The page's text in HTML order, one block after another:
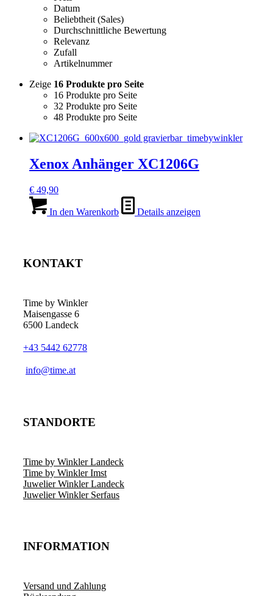
Datum
Beliebtheit (Sales)
Durchschnittliche Bewertung
Relevanz
Zufall
Artikelnummer
Zeige 16 Produkte pro Seite
16 Produkte pro Seite
32 Produkte pro Seite
48 Produkte pro Seite
Xenox Anhänger XC1206G
€ 49,90
In den Warenkorb Details anzeigen
KONTAKT
Time by Winkler
Maisengasse 6
6500 Landeck
+43 5442 62778
­info@time.at
STANDORTE
Time by Winkler Landeck
Time by Winkler Imst
Juwelier Winkler Landeck
Juwelier Winkler Serfaus
INFORMATION
Versand und Zahlung